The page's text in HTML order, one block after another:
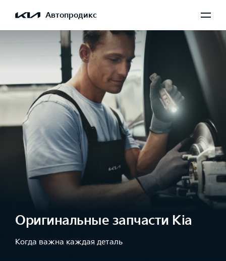
Автопродикс
Оригинальные запчасти Kia
Когда важна каждая деталь